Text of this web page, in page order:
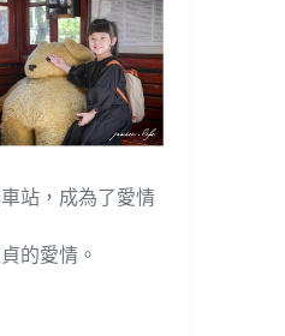
站，成為了愛情
的愛情。